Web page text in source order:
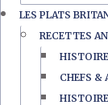
LES PLATS
RECETTES
CHEFS &